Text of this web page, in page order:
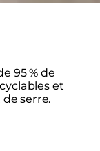
95 % de
et
serre.